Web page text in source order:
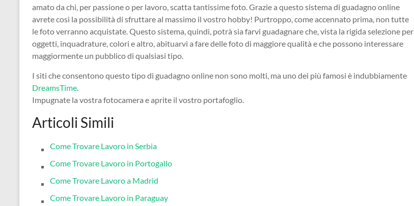
amato da chi, per passione o per lavoro, scatta tantissime foto. Grazie a questo sistema di guadagno online
avrete così la possibilità di sfruttare al massimo il vostro hobby! Purtroppo, come accennato prima, non tutte
le foto verranno acquistate. Questo sistema, quindi, potrà sia farvi guadagnare che, vista la rigida selezione per
oggetti, inquadrature, colori e altro, abituarvi a fare delle foto di maggiore qualità e che possono interessare
maggiormente un pubblico di qualsiasi tipo.
I siti che consentono questo tipo di guadagno online non sono molti, ma uno dei più famosi è indubbiamente
DreamsTime.
Impugnate la vostra fotocamera e aprite il vostro portafoglio.
Articoli Simili
Come Trovare Lavoro in Serbia
Come Trovare Lavoro in Portogallo
Come Trovare Lavoro a Madrid
Come Trovare Lavoro in Paraguay